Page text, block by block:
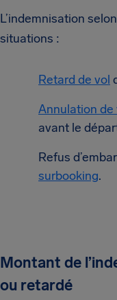
L’indemnisation
situations :
Retard de vol
Annulation de
avant le
Refus
surbooking.
Montant de
ou retardé